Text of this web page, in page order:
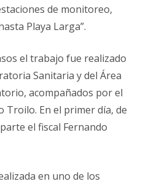
de monitoreo,
Playa Larga”.
el trabajo fue realizado
Sanitaria y del Área
acompañados por el
Troilo. En el primer día, de
el fiscal Fernando
en uno de los